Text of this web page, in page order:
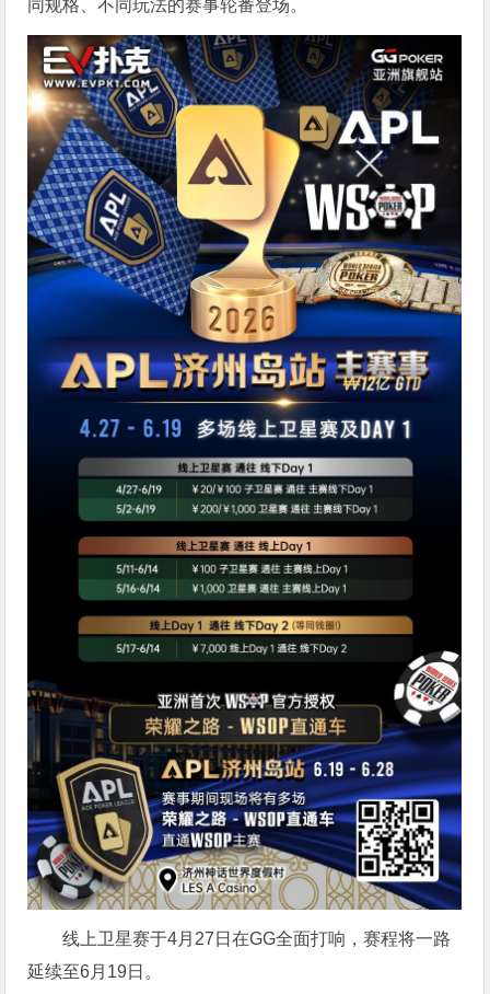
同规格、不同玩法的赛事轮番登场。
线上卫星赛于4月27日在GG全面打响，赛程将一路
延续至6月19日。